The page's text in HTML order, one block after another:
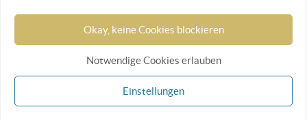
Okay, keine Cookies blockieren
Notwendige Cookies erlauben
Einstellungen
© 2026 Lemon Monkey Network GmbH